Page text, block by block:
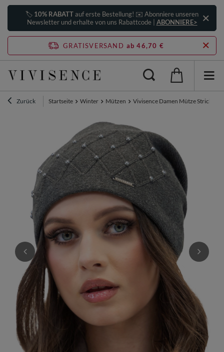
🏷️ 10% RABATTauf erste Bestellung! ✉️ Abonniere unseren
Newsletter und erhalte von uns Rabattcode | ABONNIERE>
GRATISVERSAND ab 46,70 €
Zurück Startseite Winter Mützen Vivisence Damen Mütze Strick